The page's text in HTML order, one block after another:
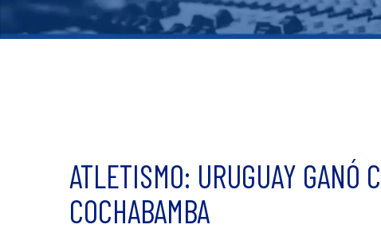
ATLETISMO: URUGUAY GANÓ
COCHABAMBA